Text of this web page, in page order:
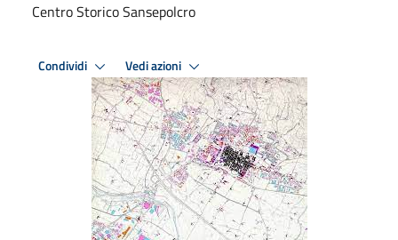
Centro Storico Sansepolcro
Condividi Vedi azioni